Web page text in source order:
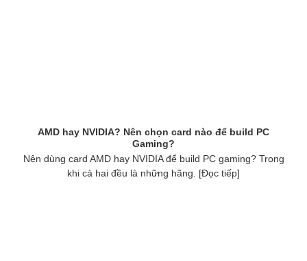
AMD hay NVIDIA? Nên chọn card nào để build PC
Gaming?
Nên dùng card AMD hay NVIDIA để build PC gaming? Trong
khi cả hai đều là những hãng. [Đọc tiếp]